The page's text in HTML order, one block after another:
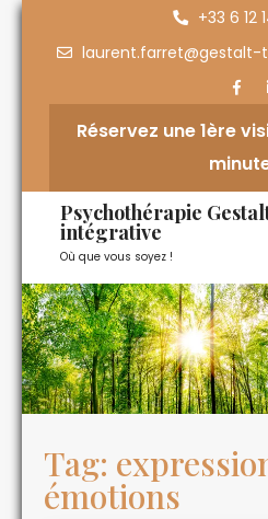
+33 6 12
Réservez une 1ère
Psychothérapie
intégrative
Où que vous soyez !
Tag:
émotions